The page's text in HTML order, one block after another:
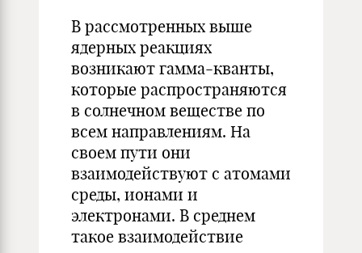
В рассмотренных выше
ядерных реакциях
возникают гамма-кванты,
которые распространяются
в солнечном веществе по
всем направлениям. На
своем пути они
взаимодействуют с атомами
среды, ионами и
электронами. В среднем
такое взаимодействие